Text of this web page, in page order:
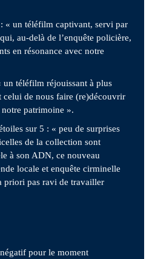
« un téléfilm captivant, servi par
au-delà de l’enquête policière,
en résonance avec notre
un téléfilm réjouissant à plus
celui de nous faire (re)découvrir
patrimoine ».
sur 5 : « peu de surprises
de la collection sont
à son ADN, ce nouveau
locale et enquête cirminelle
priori pas ravi de travailler
pour le moment